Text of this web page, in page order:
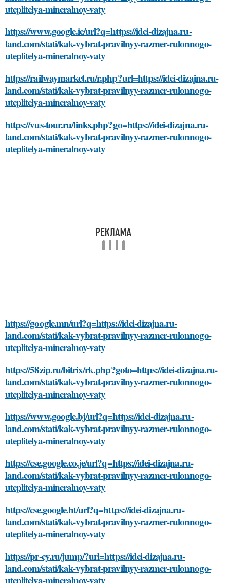
uteplitelya-mineralnoy-vaty
https://www.google.ie/url?q=https://idei-dizajna.ru-
land.com/stati/kak-vybrat-pravilnyy-razmer-rulonnogo-
uteplitelya-mineralnoy-vaty
https://railwaymarket.ru/r.php?url=https://idei-dizajna.ru-
land.com/stati/kak-vybrat-pravilnyy-razmer-rulonnogo-
uteplitelya-mineralnoy-vaty
https://vus-tour.ru/links.php?go=https://idei-dizajna.ru-
land.com/stati/kak-vybrat-pravilnyy-razmer-rulonnogo-
uteplitelya-mineralnoy-vaty
https://google.mn/url?q=https://idei-dizajna.ru-
land.com/stati/kak-vybrat-pravilnyy-razmer-rulonnogo-
uteplitelya-mineralnoy-vaty
https://58zip.ru/bitrix/rk.php?goto=https://idei-dizajna.ru-
land.com/stati/kak-vybrat-pravilnyy-razmer-rulonnogo-
uteplitelya-mineralnoy-vaty
https://www.google.bj/url?q=https://idei-dizajna.ru-
land.com/stati/kak-vybrat-pravilnyy-razmer-rulonnogo-
uteplitelya-mineralnoy-vaty
https://cse.google.co.je/url?q=https://idei-dizajna.ru-
land.com/stati/kak-vybrat-pravilnyy-razmer-rulonnogo-
uteplitelya-mineralnoy-vaty
https://cse.google.ht/url?q=https://idei-dizajna.ru-
land.com/stati/kak-vybrat-pravilnyy-razmer-rulonnogo-
uteplitelya-mineralnoy-vaty
https://pr-cy.ru/jump/?url=https://idei-dizajna.ru-
land.com/stati/kak-vybrat-pravilnyy-razmer-rulonnogo-
uteplitelya-mineralnoy-vaty